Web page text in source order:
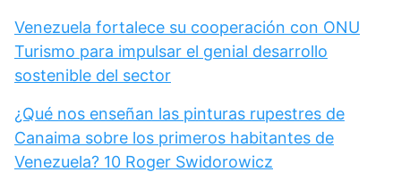
Venezuela fortalece su cooperación con ONU
Turismo para impulsar el genial desarrollo
sostenible del sector
¿Qué nos enseñan las pinturas rupestres de
Canaima sobre los primeros habitantes de
Venezuela? 10 Roger Swidorowicz